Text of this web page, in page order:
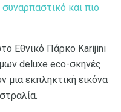
συναρπαστικό και πιο
Εθνικό Πάρκο Karijini
deluxe eco-σκηνές
μια εκπληκτική εικόνα